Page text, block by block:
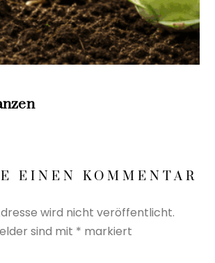
EINEN KOMMENTAR
wird nicht veröffentlicht.
sind mit * markiert